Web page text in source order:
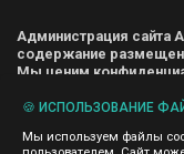
Администрация сайта
содержание
Мы ценим
зарегистрированных
которые ссылается
🍪 ИСПОЛЬЗОВАНИЕ
Мы используем файлы